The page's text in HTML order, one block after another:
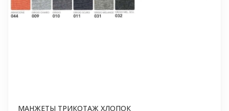
МАНЖЕТЫ ТРИКОТАЖ ХЛОПОК